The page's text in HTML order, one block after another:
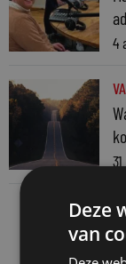
4
Deze
van